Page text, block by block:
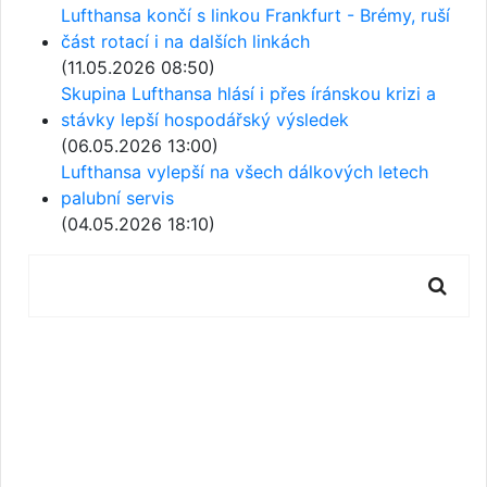
Lufthansa končí s linkou Frankfurt - Brémy, ruší
část rotací i na dalších linkách
(11.05.2026 08:50)
Skupina Lufthansa hlásí i přes íránskou krizi a
stávky lepší hospodářský výsledek
(06.05.2026 13:00)
Lufthansa vylepší na všech dálkových letech
palubní servis
(04.05.2026 18:10)